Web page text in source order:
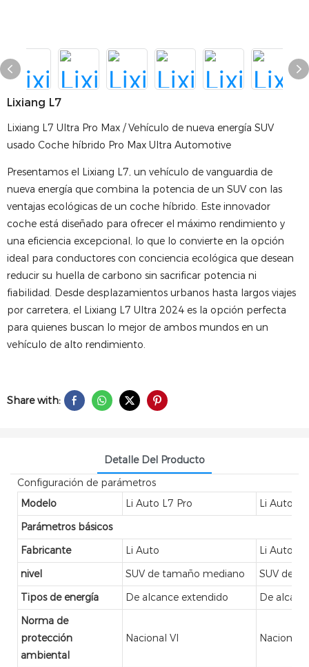
Lixiang L7
Lixiang L7 Ultra Pro Max / Vehículo de nueva energía SUV
usado Coche híbrido Pro Max Ultra Automotive
Presentamos el Lixiang L7, un vehículo de vanguardia de
nueva energía que combina la potencia de un SUV con las
ventajas ecológicas de un coche híbrido. Este innovador
coche está diseñado para ofrecer el máximo rendimiento y
una eficiencia excepcional, lo que lo convierte en la opción
ideal para conductores con conciencia ecológica que desean
reducir su huella de carbono sin sacrificar potencia ni
fiabilidad. Desde desplazamientos urbanos hasta largos viajes
por carretera, el Lixiang L7 Ultra 2024 es la opción perfecta
para quienes buscan lo mejor de ambos mundos en un
vehículo de alto rendimiento.
Share with:
Detalle Del Producto
Configuración de parámetros
Modelo
Li Auto L7 Pro
Li Auto L7
Parámetros básicos
Fabricante
Li Auto
Li Auto
nivel
SUV de tamaño mediano
SUV de
Tipos de energía
De alcance extendido
De
Norma de
protección
ambiental
Nacional VI Nacional